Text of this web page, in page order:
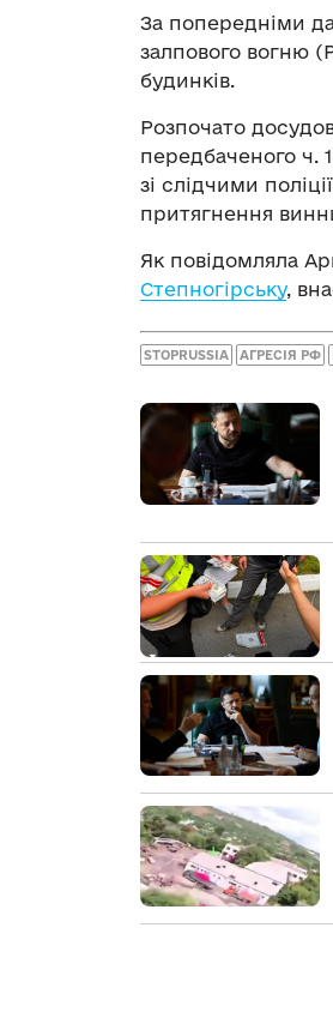
За попередніми
залпового вогню
будинків.
Розпочато
передбаченого ч.
зі слідчими
притягнення
Як повідомляла
Степногірську,
STOPRUSSIA АГРЕСІЯ РФ